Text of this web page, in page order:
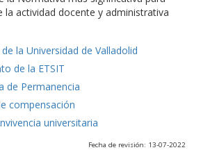
la actividad docente y administrativa
la Universidad de Valladolid
de la ETSIT
de Permanencia
compensación
universitaria
Fecha de revisión: 13-07-2022